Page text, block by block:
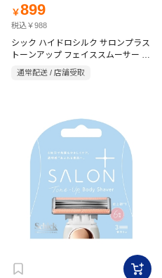
￥899
税込￥988
シック ハイドロシルク サロンプラス
トーンアップ フェイススムーサー 替
刃(3コ入)
通常配送 / 店舗受取